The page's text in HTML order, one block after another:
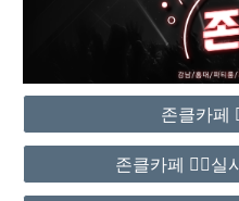
존클카페
존클카페 ❤️‍🔥실